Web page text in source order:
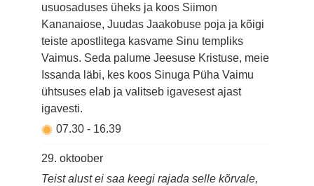
usuosaduses üheks ja koos Siimon
Kananaiose, Juudas Jaakobuse poja ja kõigi
teiste apostlitega kasvame Sinu templiks
Vaimus. Seda palume Jeesuse Kristuse, meie
Issanda läbi, kes koos Sinuga Püha Vaimu
ühtsuses elab ja valitseb igavesest ajast
igavesti.
07.30- 16.39
29. oktoober
Teist alust ei saa keegi rajada selle kõrvale,